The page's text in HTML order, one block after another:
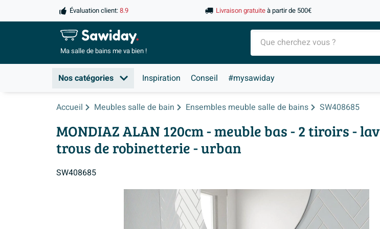
Évaluation client:8.9 Livraison gratuiteà partir de 500€
Ma salle debains me va bien !
Nos catégories Inspiration Conseil #mysawiday
Accueil Meubles salle de bain Ensembles meuble salle de bains SW408685
MONDIAZ ALAN 120cm - meuble bas - 2 tiroirs -
trous de robinetterie - urban
SW408685